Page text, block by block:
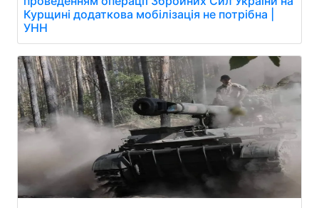
Курщині додаткова мобілізація не потрібна |
УНН